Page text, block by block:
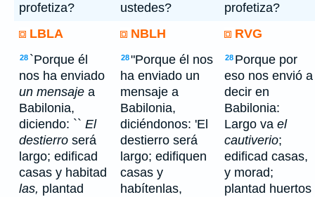
profetiza?
ustedes?
profetiza?
LBLA
NBLH RVG
28 `Porque él
nos ha enviado
un mensaje a
Babilonia,
diciendo: `` El
destierro será
largo; edificad
casas y habitad
las, plantad
28"Porque él nos
ha enviado un
mensaje a
Babilonia,
diciéndonos: 'El
destierro será
largo; edifiquen
casas y
habítenlas,
28 Porque por
eso nos envió a
decir en
Babilonia:
Largo va el
cautiverio;
edificad casas,
y morad;
plantad huertos